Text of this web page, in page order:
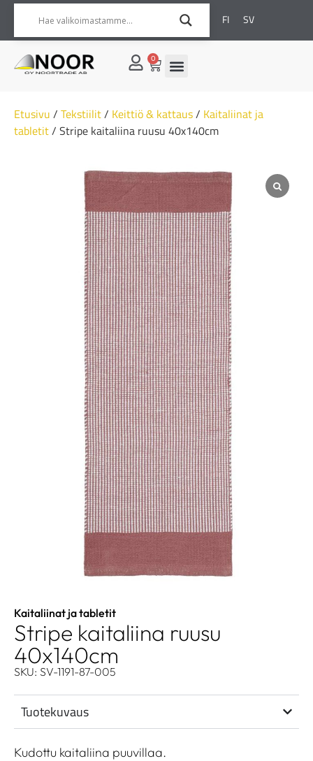
FI SV
0
Etusivu / Tekstiilit/ Keittiö & kattaus/ Kaitaliinat ja
tabletit/ Stripe kaitaliina ruusu 40x140cm
Kaitaliinat ja tabletit
Stripe kaitaliina ruusu
40x140cm
SKU: SV-1191-87-005
Tuotekuvaus
Kudottu kaitaliina puuvillaa.